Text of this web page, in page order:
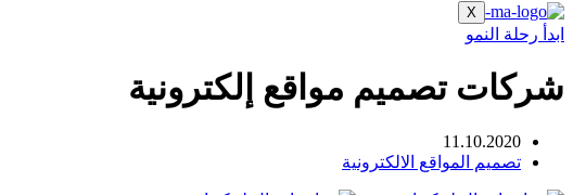
X
ابدأ رحلة النمو
شركات تصميم مواقع إلكترونية
11.10.2020
تصميم المواقع الالكترونية